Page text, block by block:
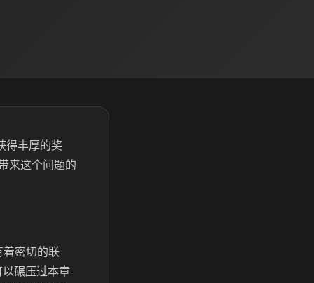
得丰厚的奖
来这个问题的
着密切的联
碾压过本章